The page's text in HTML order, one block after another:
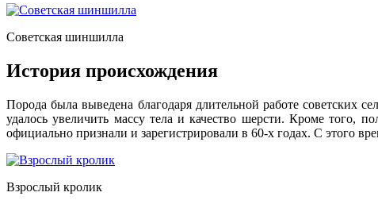
Советская шиншилла
История происхождения
Порода была выведена благодаря длительной работе советских
удалось увеличить массу тела и качество шерсти. Кроме того,
официально признали и зарегистрировали в 60-х годах. С этого
Взрослый кролик